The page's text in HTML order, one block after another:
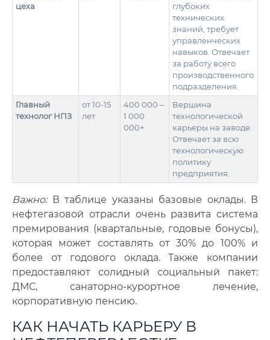
цеха
глубоких
технических
знаний, требует
управленческих
навыков. Отвечает
за работу всего
производственного
подразделения.
Главный
технолог НПЗ
от 10-15
лет
400 000 –
1 000
000+
Вершина
технологической
карьеры на заводе.
Отвечает за всю
технологическую
политику
предприятия.
Важно:В таблице указаны базовые оклады. В
нефтегазовой отрасли очень развита система
премирования (квартальные, годовые бонусы),
которая может составлять от 30% до 100% и
более от годового оклада. Также компании
предоставляют солидный социальный пакет:
ДМС, санаторно-курортное лечение,
корпоративную пенсию.
КАК НАЧАТЬ КАРЬЕРУ В